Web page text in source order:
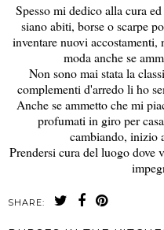
Spesso mi dedico alla cura
siano abiti, borse o scarpe
inventare nuovi
moda anche se
Non sono mai stata la
complementi d'arredo li ho
Anche se ammetto che mi
profumati in giro per
cambiando, inizio
Prendersi cura del luogo dove
SHARE: